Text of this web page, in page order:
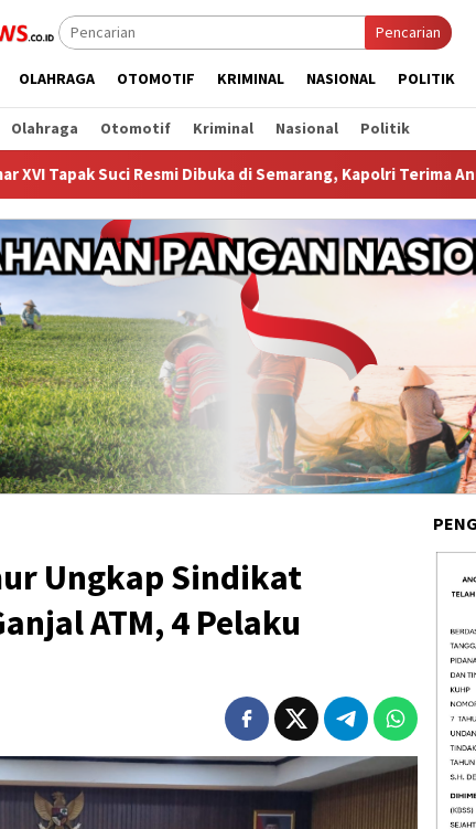
Pencarian
OLAHRAGA OTOMOTIF KRIMINAL NASIONAL POLITIK
Olahraga Otomotif Kriminal Nasional Politik
Dibuka di Semarang, Kapolri Terima Anugerah Anggota
Ungkap Sindikat
ATM, 4 Pelaku